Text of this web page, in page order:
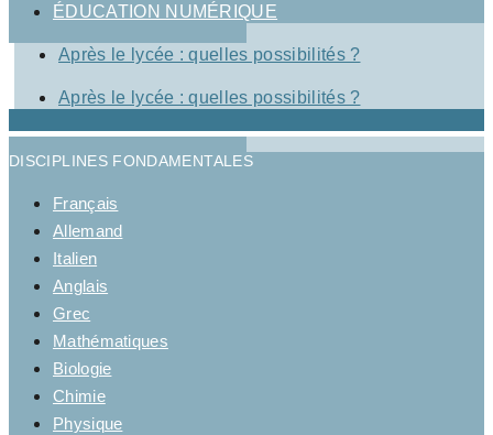
ÉDUCATION NUMÉRIQUE
Après le lycée : quelles possibilités ?
Après le lycée : quelles possibilités ?
DISCIPLINES FONDAMENTALES
Français
Allemand
Italien
Anglais
Grec
Mathématiques
Biologie
Chimie
Physique